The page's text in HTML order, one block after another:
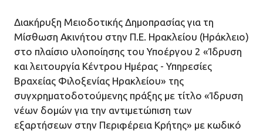
Διακήρυξη Μειοδοτικής Δημοπρασίας για τη
Μίσθωση Ακινήτου στην Π.Ε. Ηρακλείου (Ηράκλειο)
στο πλαίσιο υλοποίησης του Υποέργου 2 «Ίδρυση
και λειτουργία Κέντρου Ημέρας - Υπηρεσίες
Βραχείας Φιλοξενίας Ηρακλείου» της
συγχρηματοδοτούμενης πράξης με τίτλο «Ίδρυση
νέων δομών για την αντιμετώπιση των
εξαρτήσεων στην Περιφέρεια Κρήτης» με κωδικό